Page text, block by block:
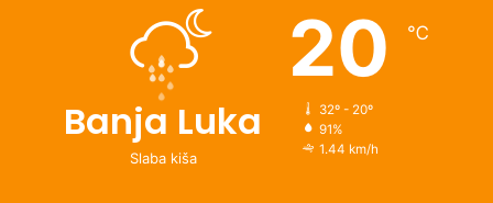
Banja Luka
Slaba kiša
20 ℃
32º - 20º
91%
1.44 km/h